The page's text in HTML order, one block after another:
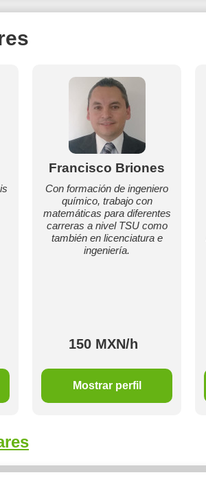
Francisco Briones
Con formación de ingeniero
químico, trabajo con
matemáticas para diferentes
carreras a nivel TSU como
también en licenciatura e
ingeniería.
150 MXN/h
Mostrar perfil